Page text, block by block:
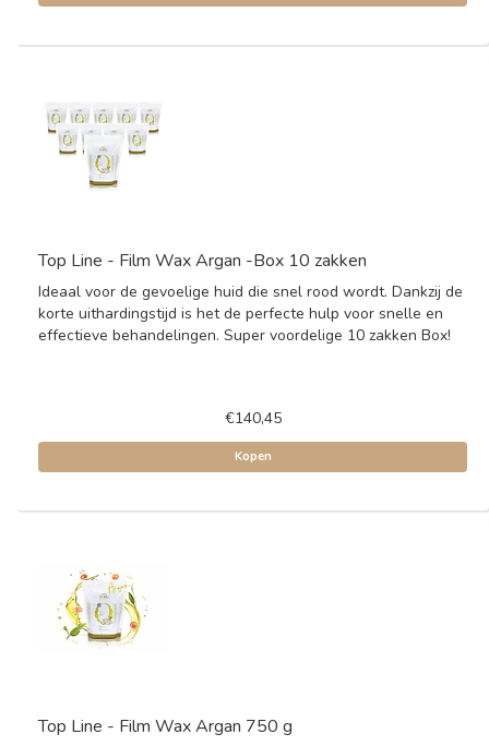
Top Line - Film Wax Argan -Box 10 zakken
Ideaal voor de gevoelige huid die snel rood wordt. Dankzij de
korte uithardingstijd is het de perfecte hulp voor snelle en
effectieve behandelingen. Super voordelige 10 zakken Box!
€140,45
Kopen
Top Line - Film Wax Argan 750 g